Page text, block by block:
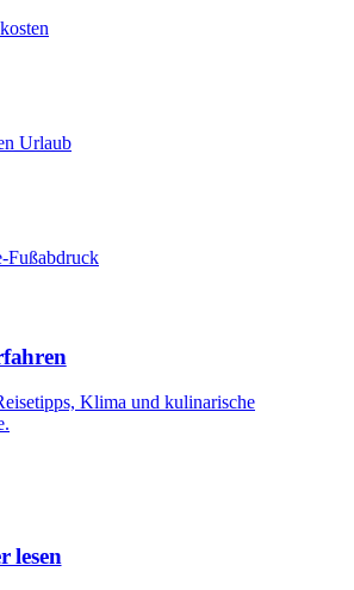
Urlaub
Fußabdruck
Klima und kulinarische
lesen